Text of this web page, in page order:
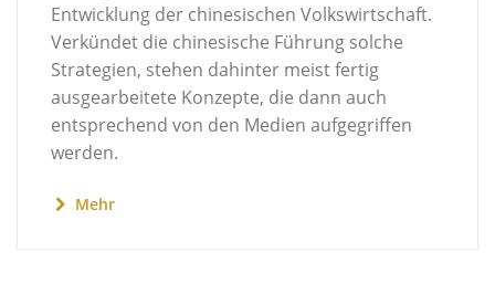
Entwicklung der chinesischen Volkswirtschaft.
Verkündet die chinesische Führung solche
Strategien, stehen dahinter meist fertig
ausgearbeitete Konzepte, die dann auch
entsprechend von den Medien aufgegriffen
werden.
Mehr